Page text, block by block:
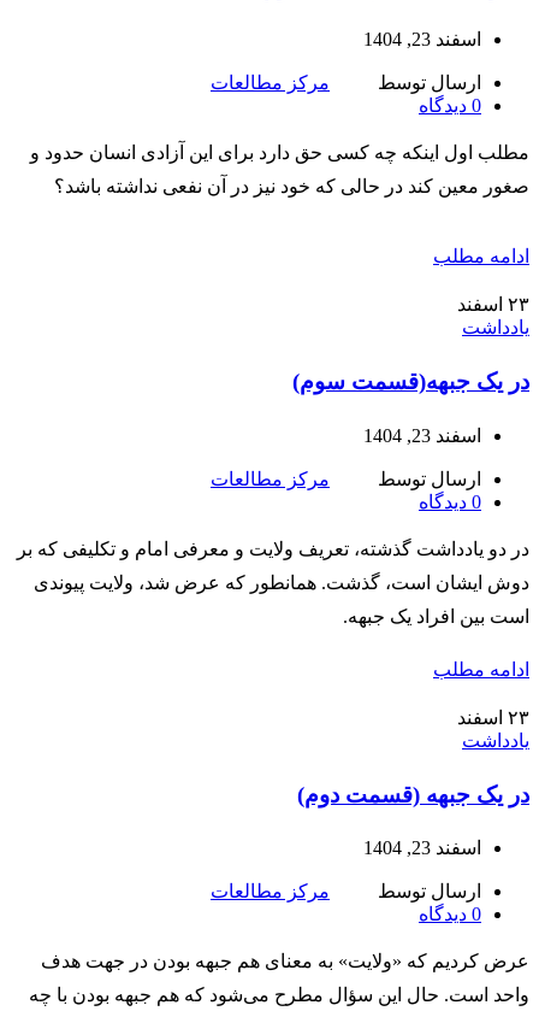
اسفند 23, 1404
ارسال توسط
مرکز مطالعات
0 دیدگاه
مطلب اول اینکه چه کسی حق دارد برای این آزادی انسان حدود و
صغور معین کند در حالی که خود نیز در آن نفعی نداشته باشد؟
ادامه مطلب
۲۳ اسفند
یادداشت
در یک جبهه(قسمت سوم)
اسفند 23, 1404
ارسال توسط
مرکز مطالعات
0 دیدگاه
در دو یادداشت گذشته، تعریف ولایت و معرفی امام و تکلیفی که بر
دوش ایشان است، گذشت. همانطور که عرض شد، ولایت پیوندی
است بین افراد یک جبهه.
ادامه مطلب
۲۳ اسفند
یادداشت
در یک جبهه (قسمت دوم)
اسفند 23, 1404
ارسال توسط
مرکز مطالعات
0 دیدگاه
عرض کردیم که «ولایت» به معنای هم‌ جبهه بودن در جهت هدف
واحد است. حال این سؤال مطرح می‌شود که هم‌ جبهه بودن با چه